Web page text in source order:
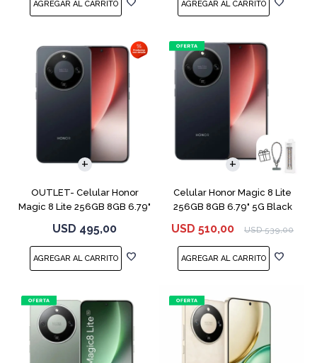
OUTLET- Celular Honor
Magic 8 Lite 256GB 8GB 6.79"
USD 495,00
Celular Honor Magic 8 Lite
256GB 8GB 6.79" 5G Black
USD 510,00 USD 539,00
COMPARAR